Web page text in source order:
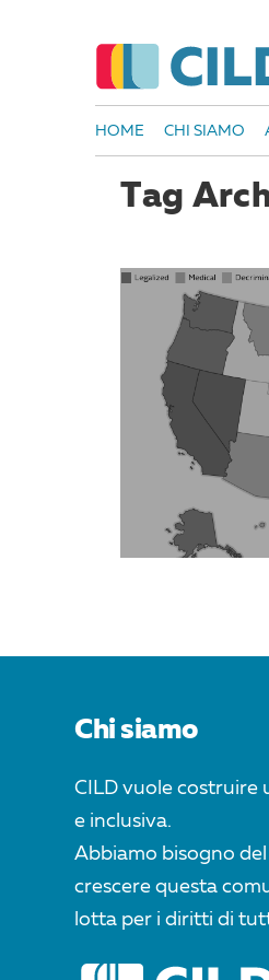
HOME CHI SIAMO
Tag
Chi siamo
CILD vuole costruire
e inclusiva.
Abbiamo bisogno
crescere questa
lotta per i diritti di